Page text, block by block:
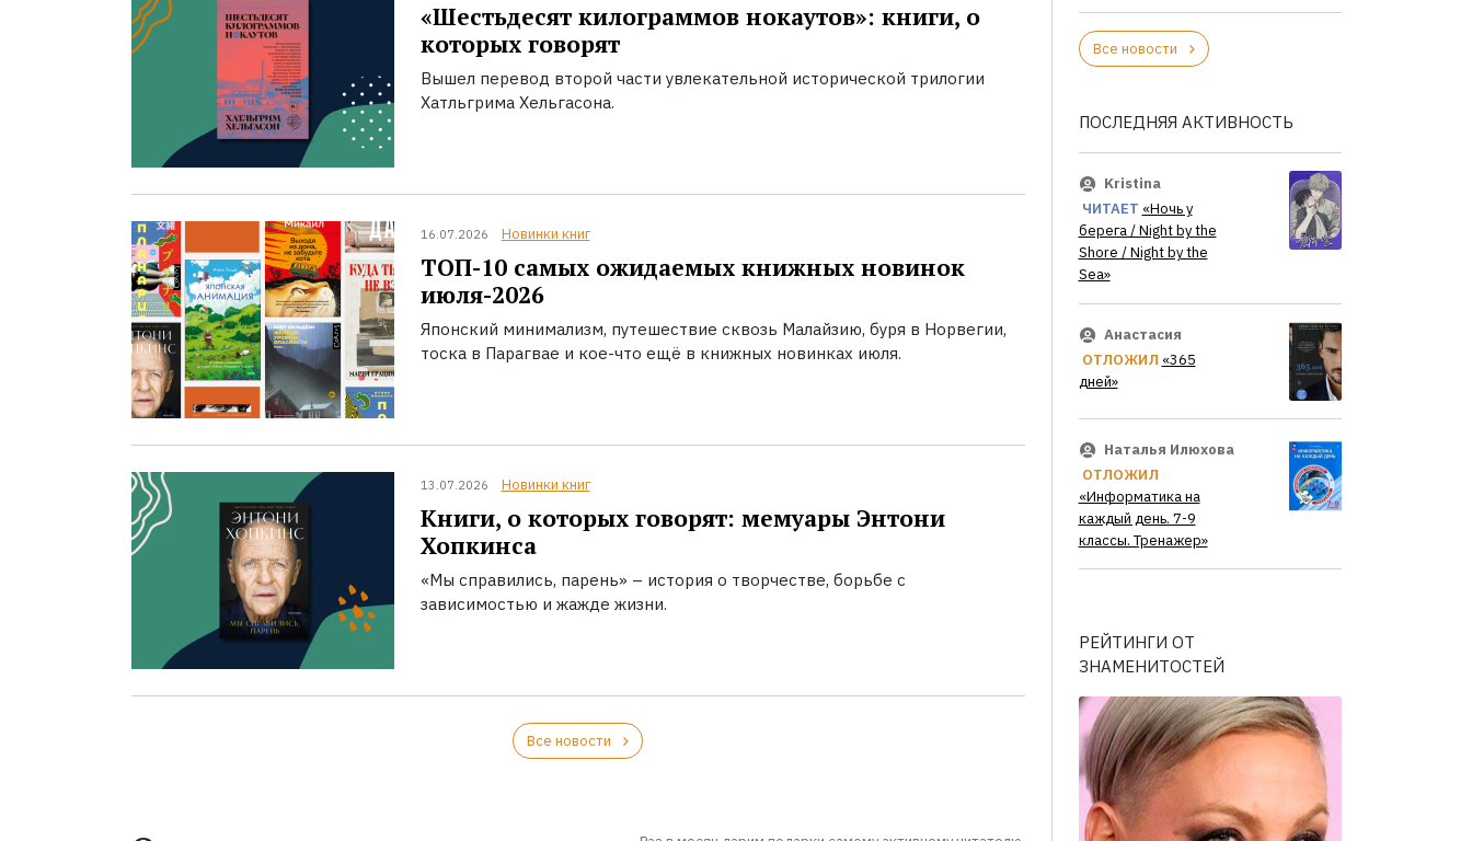
«Шестьдесят килограммов нокаутов»: книги, о
которых говорят
Вышел перевод второй части увлекательной исторической трилогии
Хатльгрима Хельгасона.
16.07.2026 Новинки книг
ТОП-10 самых ожидаемых книжных новинок
июля-2026
Японский минимализм, путешествие сквозь Малайзию, буря в Норвегии,
тоска в Парагвае и кое-что ещё в книжных новинках июля.
13.07.2026 Новинки книг
Книги, о которых говорят: мемуары Энтони
Хопкинса
«Мы справились, парень» – история о творчестве, борьбе с
зависимостью и жажде жизни.
Все новости
Все новости
ПОСЛЕДНЯЯ АКТИВНОСТЬ
Kristina
ЧИТАЕТ «Ночь у
берега / Night by the
Shore / Night by the
Sea»
Анастасия
ОТЛОЖИЛ «365
дней»
Наталья Илюхова
ОТЛОЖИЛ
«Информатика на
каждый день. 7-9
классы. Тренажер»
РЕЙТИНГИ ОТ
ЗНАМЕНИТОСТЕЙ